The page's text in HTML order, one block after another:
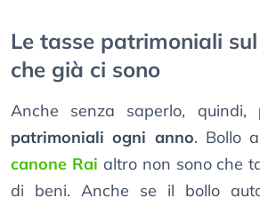
Le tasse patrimoniali
che già ci sono
Anche senza saperlo, quindi,
patrimoniali ogni anno. Bollo
canone Rai altro non sono che
di beni. Anche se il bollo